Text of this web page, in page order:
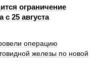
ограничение
с 25 августа
операцию
железы по новой